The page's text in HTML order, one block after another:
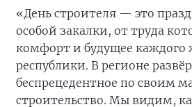
«День строителя — это
особой закалки, от труда
комфорт и будущее
республики. В регионе
беспрецедентное по своим
строительство. Мы видим,